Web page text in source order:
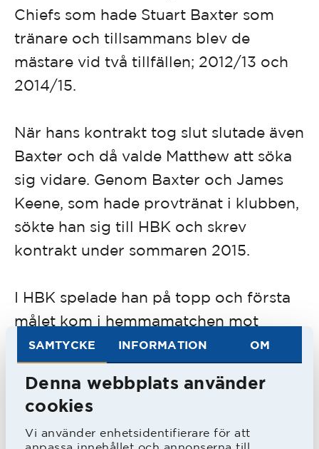
SAMTYCKE INFORMATION OM
Denna webbplats använder
cookies
Vi använder enhetsidentifierare för att
Chiefs som hade Stuart Baxter som
tränare och tillsammans blev de
mästare vid två tillfällen; 2012/13 och
2014/15.
När hans kontrakt tog slut slutade även
Baxter och då valde Matthew att söka
sig vidare. Genom Baxter och James
Keene, som hade provtränat i klubben,
sökte han sig till HBK och skrev
kontrakt under sommaren 2015.
I HBK spelade han på topp och första
målet kom i hemmamatchen mot
Örebro och veckan därpå gjorde han
det dubbla mot Djurgården på Tele2
Arena. Då HBK blev klara för
nerflyttning deklarerade han direkt att
han kommer att lämna föreningen och